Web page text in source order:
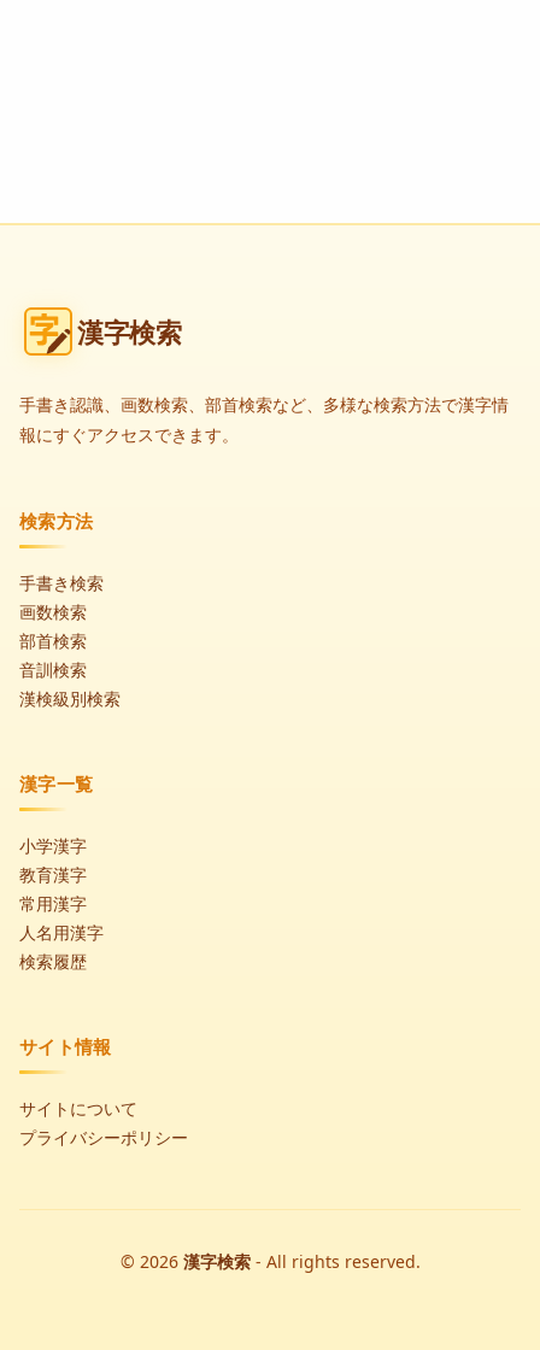
漢字検索
手書き認識、画数検索、部首検索など、多様な検索方法で漢字情
報にすぐアクセスできます。
検索方法
手書き検索
画数検索
部首検索
音訓検索
漢検級別検索
漢字一覧
小学漢字
教育漢字
常用漢字
人名用漢字
検索履歴
サイト情報
サイトについて
プライバシーポリシー
© 2026 漢字検索- All rights reserved.